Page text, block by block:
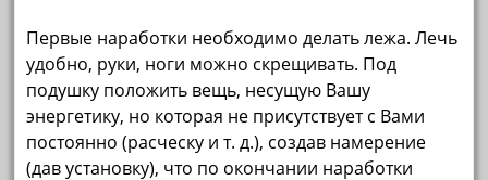
Первые наработки необходимо делать лежа. Лечь
удобно, руки, ноги можно скрещивать. Под
подушку положить вещь, несущую Вашу
энергетику, но которая не присутствует с Вами
постоянно (расческу и т. д.), создав намерение
(дав установку), что по окончании наработки